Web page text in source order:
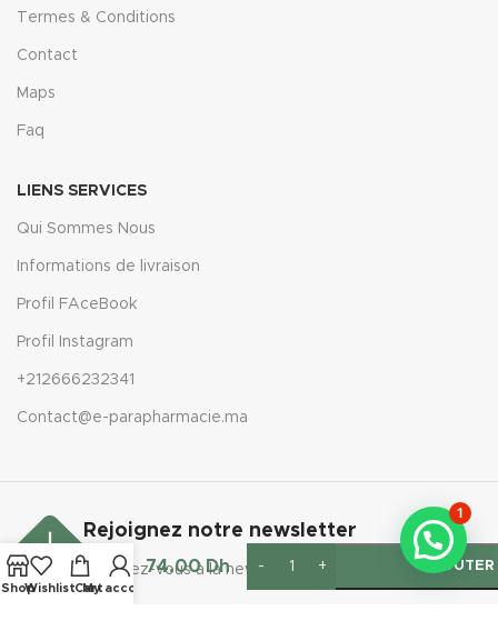
Termes & Conditions
Contact
Maps
Faq
LIENS SERVICES
Qui Sommes Nous
Informations de livraison
Profil FAceBook
Profil Instagram
+212666232341
Contact@e-parapharmacie.ma
Rejoignez notre newsletter
Inscrivez-vous à la newsletter aujourd'hui
ShopWishlistCart
My account
BIBERON
EN PL
COLE-
LARGE
74.00 Dh
1